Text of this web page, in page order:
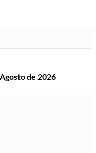
de 2026